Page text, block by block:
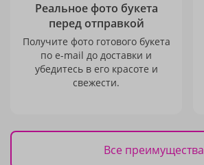
Реальное фото букета
перед отправкой
Получите фото готового букета
по e-mail до доставки и
убедитесь в его красоте и
свежести.
Все преимущества